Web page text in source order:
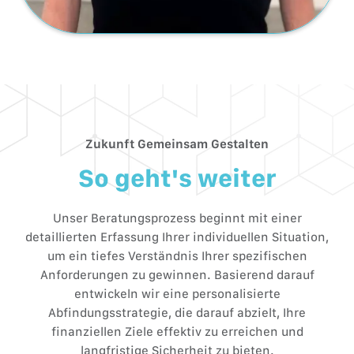
Zukunft Gemeinsam Gestalten
So geht's weiter
Unser Beratungsprozess beginnt mit einer
detaillierten Erfassung Ihrer individuellen Situation,
um ein tiefes Verständnis Ihrer spezifischen
Anforderungen zu gewinnen. Basierend darauf
entwickeln wir eine personalisierte
Abfindungsstrategie, die darauf abzielt, Ihre
finanziellen Ziele effektiv zu erreichen und
langfristige Sicherheit zu bieten.